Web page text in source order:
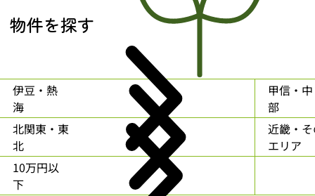
物件を探す
伊豆・熱
海
甲信・中
部
北関東・東
北
近畿・
エリア
10万円以
下